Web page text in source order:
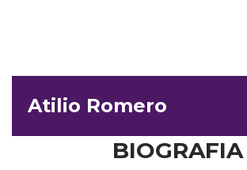
Atilio Romero
BIOGRAFIA